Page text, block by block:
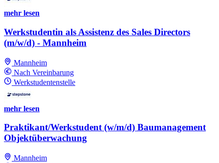
mehr lesen
Werkstudentin als Assistenz des Sales Directors
(m/w/d) - Mannheim
Mannheim
Nach Vereinbarung
Werkstudentenstelle
mehr lesen
Praktikant/Werkstudent (w/m/d) Baumanagement
Objektüberwachung
Mannheim